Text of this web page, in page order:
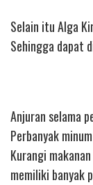
Selain itu Alga
Sehingga dapat
Anjuran selama
Perbanyak
Kurangi
memiliki banyak